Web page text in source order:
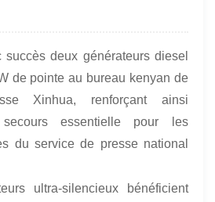
deux générateurs diesel
de pointe au bureau kenyan de
Xinhua, renforçant ainsi
essentielle pour les
du service de presse national
ultra-silencieux bénéficient